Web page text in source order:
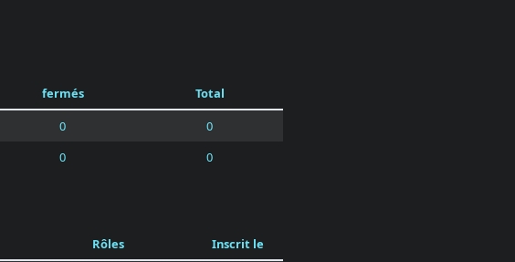
fermés
Total
0
0
0 0
Rôles
Inscrit le